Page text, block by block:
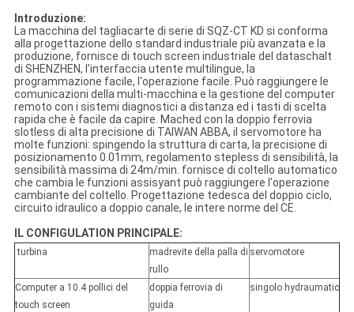
Introduzione:
La macchina del tagliacarte di serie di SQZ-CT KD si conforma
alla progettazione dello standard industriale più avanzata e la
produzione, fornisce di touch screen industriale del dataschalt
di SHENZHEN, l'interfaccia utente multilingue, la
programmazione facile, l'operazione facile. Può raggiungere le
comunicazioni della multi-macchina e la gestione del computer
remoto con i sistemi diagnostici a distanza ed i tasti di scelta
rapida che è facile da capire. Mached con la doppio ferrovia
slotless di alta precisione di TAIWAN ABBA, il servomotore ha
molte funzioni: spingendo la struttura di carta, la precisione di
posizionamento 0.01mm, regolamento stepless di sensibilità, la
sensibilità massima di 24m/min. fornisce di coltello automatico
che cambia le funzioni assisyant può raggiungere l'operazione
cambiante del coltello. Progettazione tedesca del doppio ciclo,
circuito idraulico a doppio canale, le intere norme del CE.
IL CONFIGULATION PRINCIPALE:
turbina
madrevite della palla di
rullo
servomotore
Computer a 10.4 pollici del
touch screen
doppia ferrovia di
guida
singolo hydraumatic